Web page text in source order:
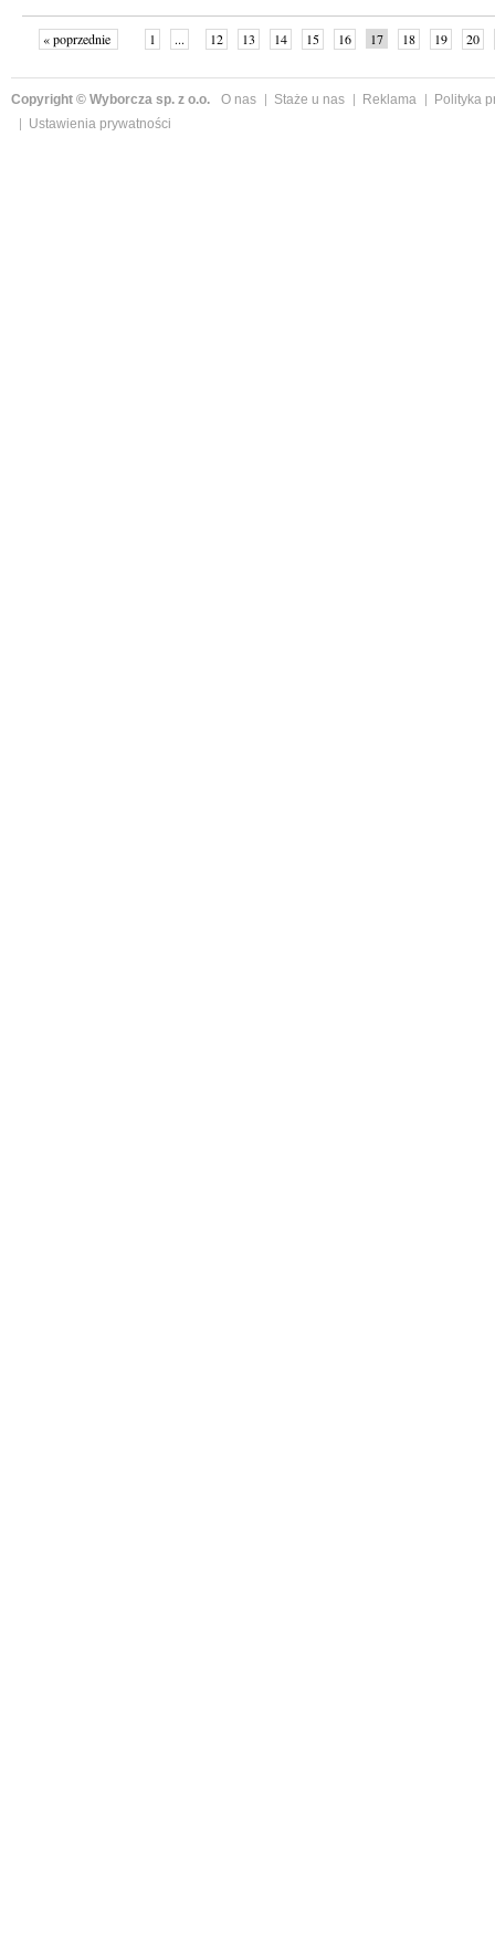
« poprzednie 1 ... 12 13 14 15 16 17 18 19
20
Copyright © Wyborcza sp. z o.o. O nas Staże u nas Reklama
Polityka
Ustawienia prywatności